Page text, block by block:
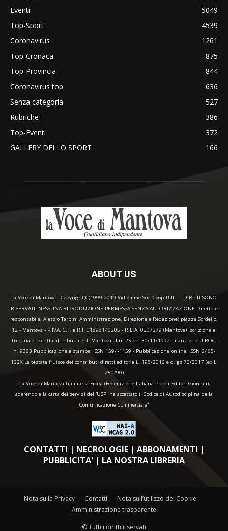
Eventi
5049
Top-Sport
4539
Coronavirus
1261
Top-Cronaca
875
Top-Provincia
844
Coronavirus top
636
Senza categoria
527
Rubriche
386
Top-Eventi
372
GALLERY DELLO SPORT
166
ABOUT US
La Voce di Mantova - Copyright(C)1999-2019 Vidiemme Soc. Coop TUTTI I DIRITTI SONO
RISERVATI. NESSUNA RIPRODUZIONE PERMESSA SENZA AUTORIZZAZIONE Direttore
responsabile: Alessio Tarpini Amministrazione, Direzione e Redazione: piazza Sordello,
12 - Mantova - P.IVA, C.F. e R.I. 01898140205 - R.E.A. 0207279 (Mantova) iscrizione al
Tribunale: iscritta al Tribunale di Mantova al n. 25 del 30/11/1992 - iscrizione al ROC:
n. 9363 Pubblicazione a stampa: ISSN 1594-1159 - Pubblicazione online: ISSN 2465-
132X La testata fruisce dei contributi diretti editoria L. 198/2016 e d.lgs 70/2017 (ex L.
250/90)
“La Voce di Mantova tramite la Fipeg (Federazione Italiana Piccoli Editori Giornali),
aderendo alla carta dei servizi dell'USPI ha accettato il Codice di Autodisciplina della
Comunicazione Commerciale"
CONTATTI | NECROLOGIE| ABBONAMENTI |
PUBBLICITA' | LA NOSTRA LIBRERIA
Nota sulla Privacy Contatti
Nota sull’utilizzo dei Cookie
Amministrazione trasparente
© Tutti i diritti riservati